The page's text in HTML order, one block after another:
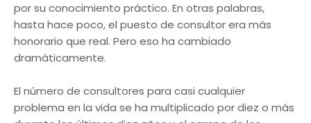
por su conocimiento práctico. En otras palabras,
hasta hace poco, el puesto de consultor era más
honorario que real. Pero eso ha cambiado
dramáticamente.
El número de consultores para casi cualquier
problema en la vida se ha multiplicado por diez o más